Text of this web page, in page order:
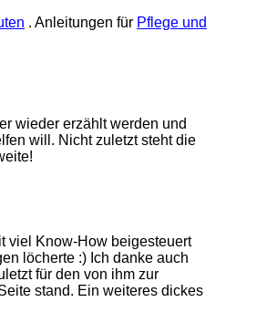
. Anleitungen für Pflege und
wieder erzählt werden und
will. Nicht zuletzt steht die
viel Know-How beigesteuert
löcherte :) Ich danke auch
für den von ihm zur
stand. Ein weiteres dickes